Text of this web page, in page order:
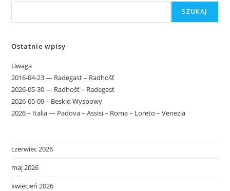
SZUKAJ
Ostatnie wpisy
Uwaga
2016-04-23 — Radegast – Radhošť
2026-05-30 — Radhošť – Radegast
2026-05-09 – Beskid Wyspowy
2026 – Italia — Padova – Assisi – Roma – Loreto – Venezia
czerwiec 2026
maj 2026
kwiecień 2026